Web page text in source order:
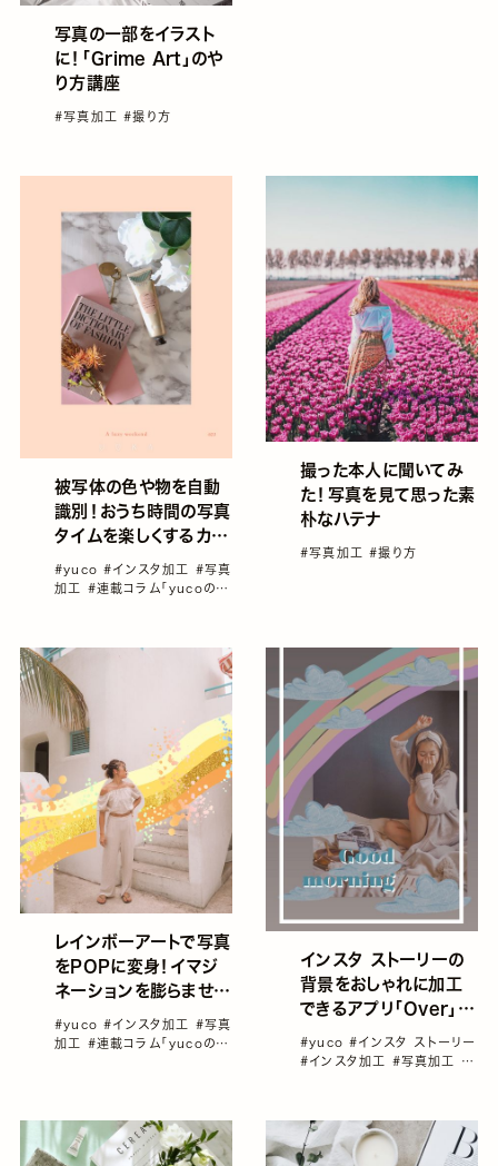
写真の一部をイラスト
に！「Grime Art」のや
り方講座
#写真加工#撮り方
被写体の色や物を自動
識別！おうち時間の写真
タイムを楽しくするカメ
ラアプリ♡／yucoの加
工レシピ Vol.20
#yuco#インスタ加工 #写真
加工 #連載コラム「yucoの加
撮った本人に聞いてみ
た！写真を見て思った素
朴なハテナ
#写真加工#撮り方
レインボーアートで写真
をPOPに変身！イマジ
ネーションを膨らませて
手描き加工を楽しもう！
／yucoの加工レシピ
#yuco#インスタ加工 #写真
加工 #連載コラム「yucoの加
インスタ ストーリーの
背景をおしゃれに加工
できるアプリ「Over」／
yucoの加工レシピ
Vol.18
#yuco#インスタ ストーリー
#インスタ加工 #写真加工
#